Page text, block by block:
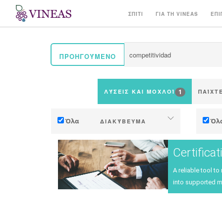
ΣΠΊΤΙ ΓΙΑ ΤΗ VINEAS
ΠΡΟΗΓΟΎΜΕΝΟ
ΛΎΣΕΙΣ ΚΑΙ ΜΟΧΛΟΊ 1
Όλα ΔΙΑΚΎΒΕΥΜΑ
Προσαρμογή στη κλιματική αλλαγή
Μείωση (εκπομπών αερίων
θερμοκηπίου)
Οικολογία (βιοποικιλότητα κλπ)
A reliable tool to
into supported